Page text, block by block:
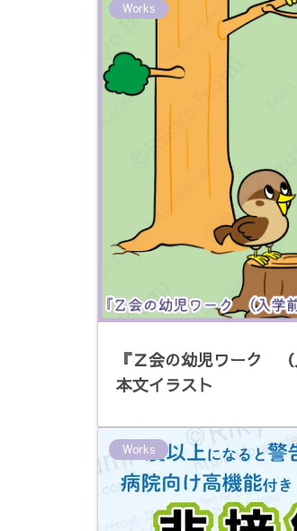
Works
『Ｚ会の幼児ワーク
本文イラスト
Works